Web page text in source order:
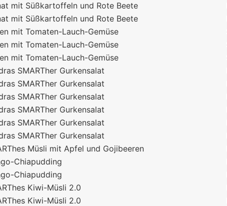
mit Süßkartoffeln und Rote Beete
mit Süßkartoffeln und Rote Beete
mit Tomaten-Lauch-Gemüse
mit Tomaten-Lauch-Gemüse
mit Tomaten-Lauch-Gemüse
SMARTher Gurkensalat
SMARTher Gurkensalat
SMARTher Gurkensalat
SMARTher Gurkensalat
SMARTher Gurkensalat
SMARTher Gurkensalat
Müsli mit Apfel und Gojibeeren
Chiapudding
Chiapudding
Kiwi-Müsli 2.0
Kiwi-Müsli 2.0